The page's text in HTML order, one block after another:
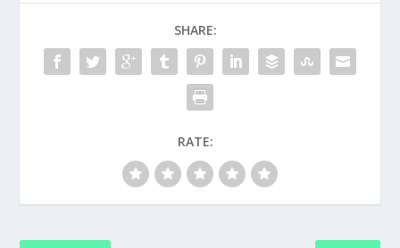
SHARE:
RATE: